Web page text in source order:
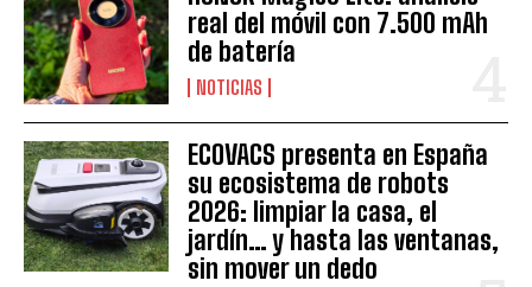
real del móvil con 7.500 mAh
de batería
NOTICIAS
ECOVACS presenta en España
su ecosistema de robots
2026: limpiar la casa, el
jardín… y hasta las ventanas,
sin mover un dedo